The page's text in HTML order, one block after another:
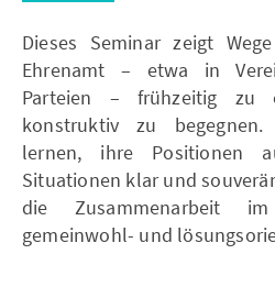
Dieses Seminar zeigt
Ehrenamt – etwa in
Parteien – frühzeitig zu
konstruktiv zu begegnen.
lernen, ihre Positionen
Situationen klar und
die Zusammenarbeit
gemeinwohl- und